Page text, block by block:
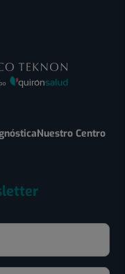
Nuestro Centro